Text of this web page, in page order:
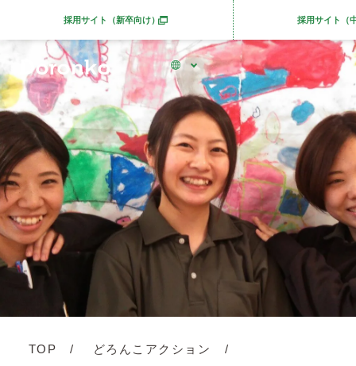
採用サイト（新卒向け）別ウィンドウで開きます 採用サイト（
TOP どろんこアクション